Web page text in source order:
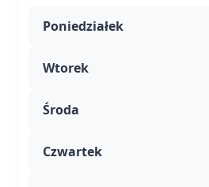
Poniedziałek
Wtorek
Środa
Czwartek